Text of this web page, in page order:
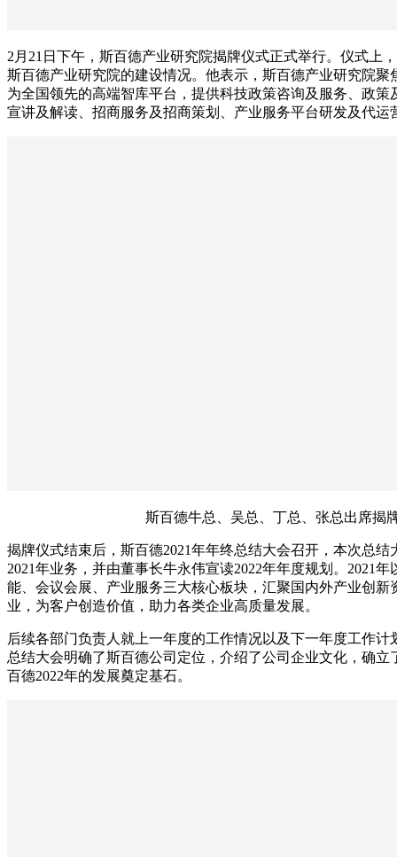
2月21日下午，斯百德产业研究院揭牌仪式正式举行。仪式上
斯百德产业研究院的建设情况。他表示，斯百德产业研究院聚
为全国领先的高端智库平台，提供科技政策咨询及服务、政策
宣讲及解读、招商服务及招商策划、产业服务平台研发及代运
斯百德牛总、吴总、丁总、张总出席揭
揭牌仪式结束后，斯百德2021年年终总结大会召开，本次总结
2021年业务，并由董事长牛永伟宣读2022年年度规划。2021
能、会议会展、产业服务三大核心板块，汇聚国内外产业创新
业，为客户创造价值，助力各类企业高质量发展。
后续各部门负责人就上一年度的工作情况以及下一年度工作计
总结大会明确了斯百德公司定位，介绍了公司企业文化，确立
百德2022年的发展奠定基石。